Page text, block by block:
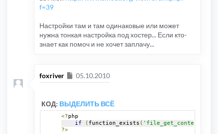
f=39
Настройки там и там одинаковые или может
нужна тонкая настройка под хостер... Если кто-
знает как помоч и не хочет заплачу...
foxriver Сообщение
05.10.2010
КОД: ВЫДЕЛИТЬ ВСЁ
<?php
if
( function_exists ( 'file_get_contents'
?>